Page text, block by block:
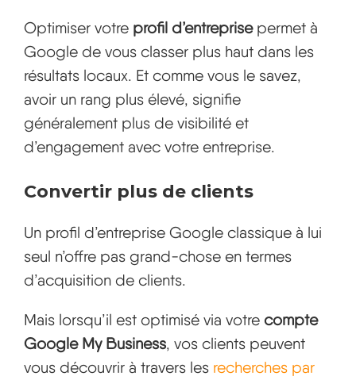
Optimiser votre profil d’entreprisepermet à
Google de vous classer plus haut dans les
résultats locaux. Et comme vous le savez,
avoir un rang plus élevé, signifie
généralement plus de visibilité et
d’engagement avec votre entreprise.
Convertir plus de clients
Un profil d’entreprise Google classique à lui
seul n’offre pas grand-chose en termes
d’acquisition de clients.
Mais lorsqu’il est optimisé via votre compte
Google My Business, vos clients peuvent
vous découvrir à travers les recherches par